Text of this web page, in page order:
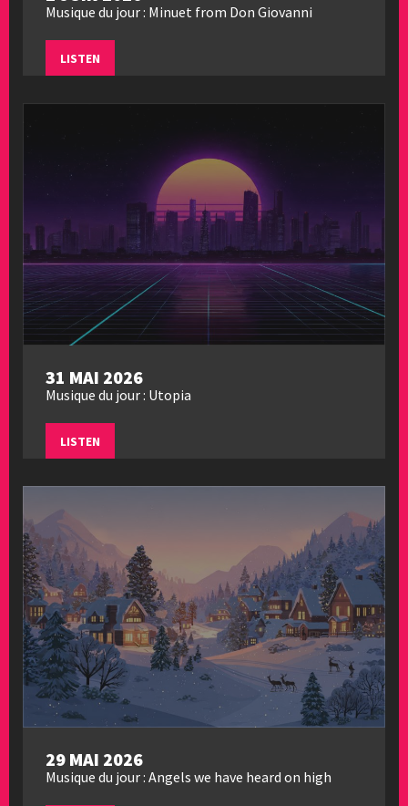
Musique du jour : Minuet from Don Giovanni
LISTEN
31 MAI 2026
Musique du jour : Utopia
LISTEN
29 MAI 2026
Musique du jour : Angels we have heard on high